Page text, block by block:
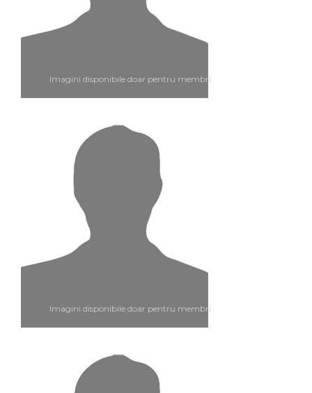
Imagini disponibile doar pentru membri
Imagini disponibile doar pentru membri